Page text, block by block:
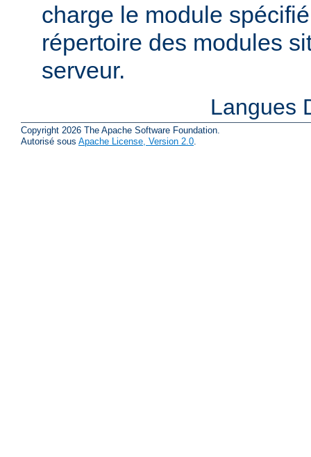
charge le module
répertoire des modules
serveur.
Langues
Copyright 2026 The Apache Software Foundation.
Autorisé sous Apache License, Version 2.0.